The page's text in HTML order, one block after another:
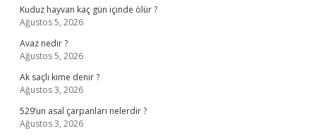
Kuduz hayvan kaç gün içinde ölür ?
Ağustos 5, 2026
Avaz nedir ?
Ağustos 5, 2026
Ak saçlı kime denir ?
Ağustos 3, 2026
529’un asal çarpanları nelerdir ?
Ağustos 3, 2026